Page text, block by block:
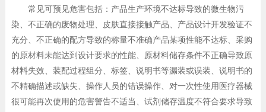
常见可预见危害包括：产品生产环境不达标导致的微生物污
染、不正确的废物处理、皮肤直接接触产品、产品设计开发验证不
充分、不正确的配方导致的称量不准确产品某项性能不达标、采购
的原材料未能达到设计要求的性能、原材料储存条件不正确导致原
材料失效、装配过程组分、标签、说明书等漏装或误装、说明书的
不精确描述或缺失、操作人员的错误操作、对一次性使用医疗器械
很可能再次使用的危害警告不适当、试剂储存温度不符合要求导致